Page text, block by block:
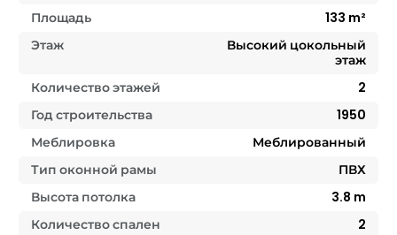
Площадь
133 m²
Этаж
Высокий цокольный
этаж
Количество этажей
2
Год строительства
1950
Меблировка
Меблированный
Тип оконной рамы
ПВХ
Высота потолка
3.8 m
Количество спален
2